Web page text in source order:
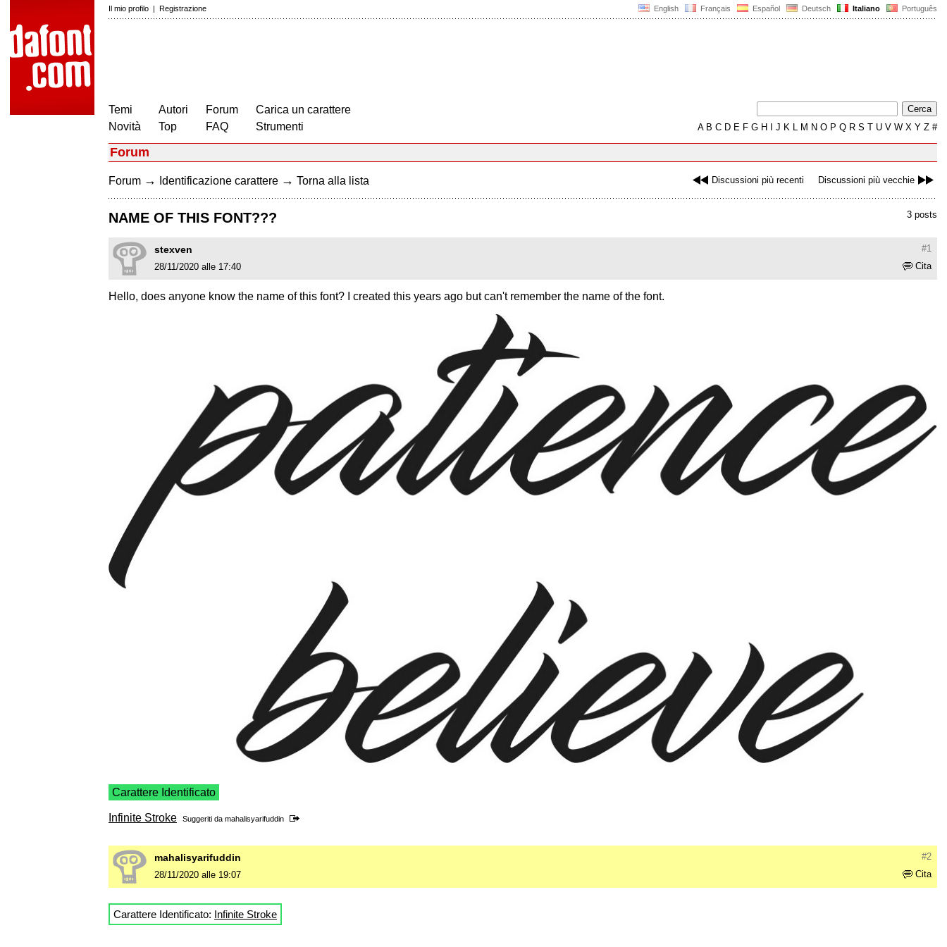
English Français Español Deutsch Italiano Português
Il mio profilo | Registrazione
Temi
Novità
Autori
Top
Forum
FAQ
Carica un carattere
Strumenti
AB C D E F G H J K L M N O P Q R S T U V W X Y Z #
Forum
Discussioni più recenti Discussioni più vecchie
Forum → Identificazione carattere → Torna alla lista
3 posts
NAME OF THIS FONT???
#1
stexven
Cita
28/11/2020 alle 17:40
Hello, does anyone know the name of this font? I created this years ago but can't remember the name of the font.
Carattere Identificato
Infinite Stroke Suggeriti da mahalisyarifuddin
#2
mahalisyarifuddin
Cita
28/11/2020 alle 19:07
Carattere Identificato: Infinite Stroke